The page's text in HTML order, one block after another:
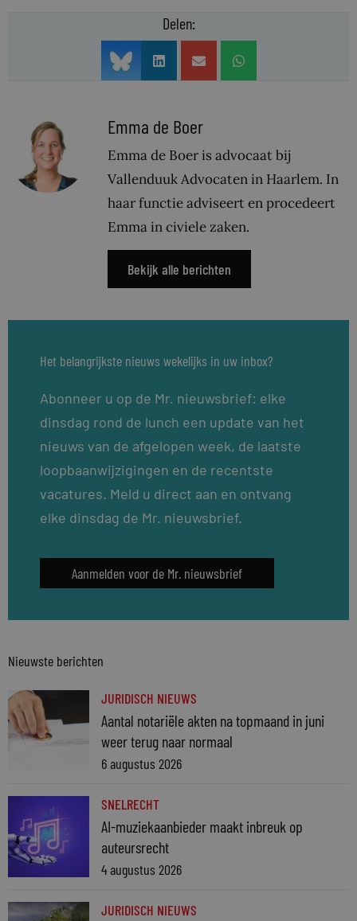
Delen:
Emma de Boer
Emma de Boer is advocaat bij
Vallenduuk Advocaten in Haarlem. In
haar functie adviseert en procedeert
Emma in civiele zaken.
Bekijk alle berichten
Het belangrijkste nieuws wekelijks in uw inbox?
Abonneer u op de Mr. nieuwsbrief: elke
dinsdag rond de lunch een update van het
nieuws van de afgelopen week, de laatste
loopbaanwijzigingen en de recentste
vacatures. Meld u direct aan en ontvang
elke dinsdag de Mr. nieuwsbrief.
Aanmelden voor de Mr. nieuwsbrief
Nieuwste berichten
JURIDISCH NIEUWS
Aantal notariële akten na topmaand in juni
weer terug naar normaal
6 augustus 2026
SNELRECHT
AI-muziekaanbieder maakt inbreuk op
auteursrecht
4 augustus 2026
JURIDISCH NIEUWS